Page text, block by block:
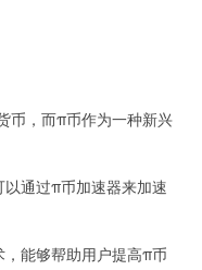
，而π币作为一种新兴
通过π币加速器来加速
能够帮助用户提高π币